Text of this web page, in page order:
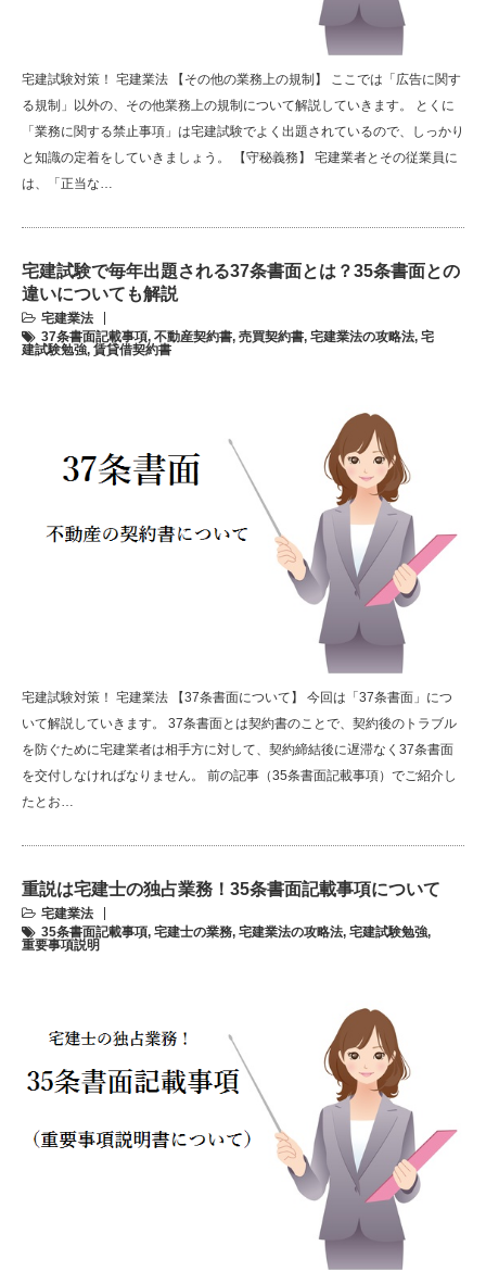
宅建試験対策！ 宅建業法 【その他の業務上の規制】 ここでは「広告に関す
る規制」以外の、その他業務上の規制について解説していきます。 とくに
「業務に関する禁止事項」は宅建試験でよく出題されているので、しっかり
と知識の定着をしていきましょう。 【守秘義務】 宅建業者とその従業員に
は、「正当な…
宅建試験で毎年出題される37条書面とは？35条書面との
違いについても解説
宅建業法
37条書面記載事項, 不動産契約書, 売買契約書, 宅建業法の攻略法, 宅
建試験勉強, 賃貸借契約書
宅建試験対策！ 宅建業法 【37条書面について】 今回は「37条書面」につ
いて解説していきます。 37条書面とは契約書のことで、契約後のトラブル
を防ぐために宅建業者は相手方に対して、契約締結後に遅滞なく37条書面
を交付しなければなりません。 前の記事（35条書面記載事項）でご紹介し
たとお…
重説は宅建士の独占業務！35条書面記載事項について
宅建業法
35条書面記載事項, 宅建士の業務, 宅建業法の攻略法, 宅建試験勉強,
重要事項説明